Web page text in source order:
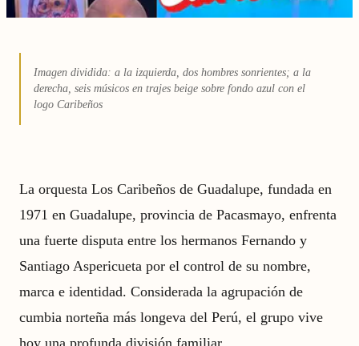
Imagen dividida: a la izquierda, dos hombres sonrientes; a la
derecha, seis músicos en trajes beige sobre fondo azul con el
logo Caribeños
La orquesta Los Caribeños de Guadalupe, fundada en
1971 en Guadalupe, provincia de Pacasmayo, enfrenta
una fuerte disputa entre los hermanos Fernando y
Santiago Aspericueta por el control de su nombre,
marca e identidad. Considerada la agrupación de
cumbia norteña más longeva del Perú, el grupo vive
hoy una profunda división familiar.